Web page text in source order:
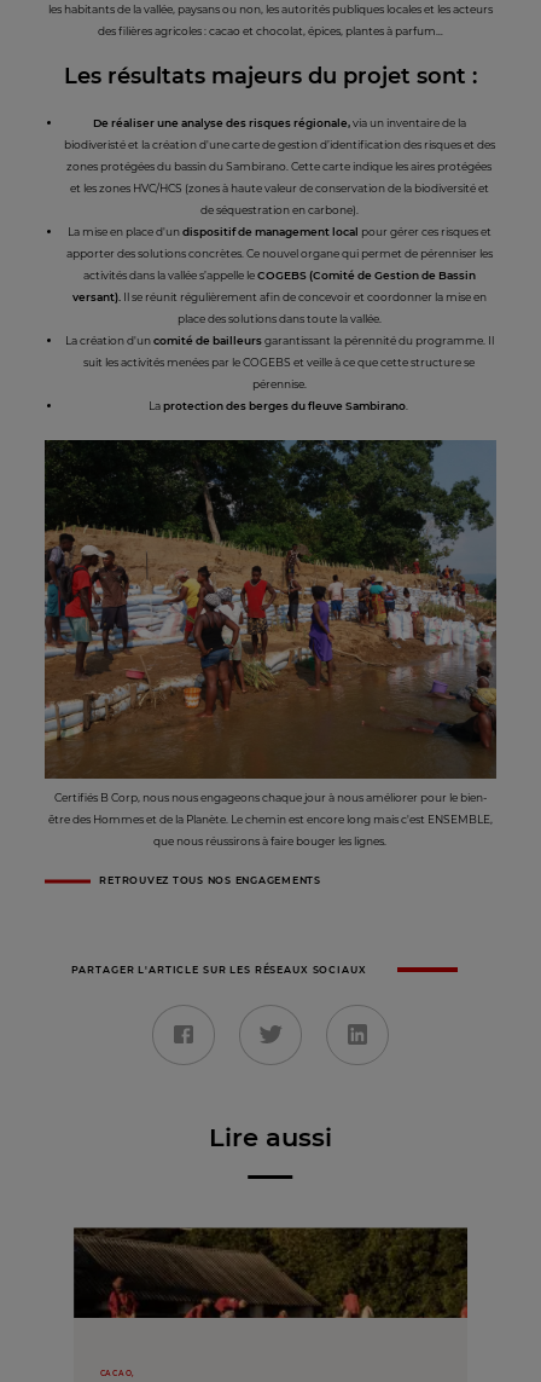
les habitants de la vallée, paysans ou non, les autorités publiques locales et les acteurs
des filières agricoles : cacao et chocolat, épices, plantes à parfum…
Les résultatsmajeurs du projet sont :
De réaliser une analyse des risques régionale,via un inventaire de la
biodiveristé et la création d'une carte de gestion d’identification des risques et des
zones protégées du bassin du Sambirano. Cette carte indique les aires protégées
et les zones HVC/HCS (zones à haute valeur de conservation de la biodiversité et
de séquestration en carbone).
La mise en place d'undispositif de management local pour gérer ces risques et
apporter des solutions concrètes. Ce nouvel organe qui permet de pérenniser les
activités dans la vallée s’appelle leCOGEBS (Comité de Gestion de Bassin
versant). Il se réunit régulièrement afin de concevoir et coordonner la mise en
place des solutions dans toute la vallée.
La création d'uncomité de bailleursgarantissant la pérennité du programme. Il
suit les activités menées par le COGEBS et veille à ce que cette structure se
pérennise.
Laprotection des berges du fleuve Sambirano.
Certifiés B Corp, nous nous engageons chaque jour à nous améliorer pour le bien-
être des Hommes et de la Planète. Le chemin est encore long mais c'est ENSEMBLE,
que nous réussirons à faire bouger les lignes.
RETROUVEZ TOUS NOS ENGAGEMENTS
PARTAGER L'ARTICLE SUR LES RÉSEAUX SOCIAUX
Lire aussi
CACAO,